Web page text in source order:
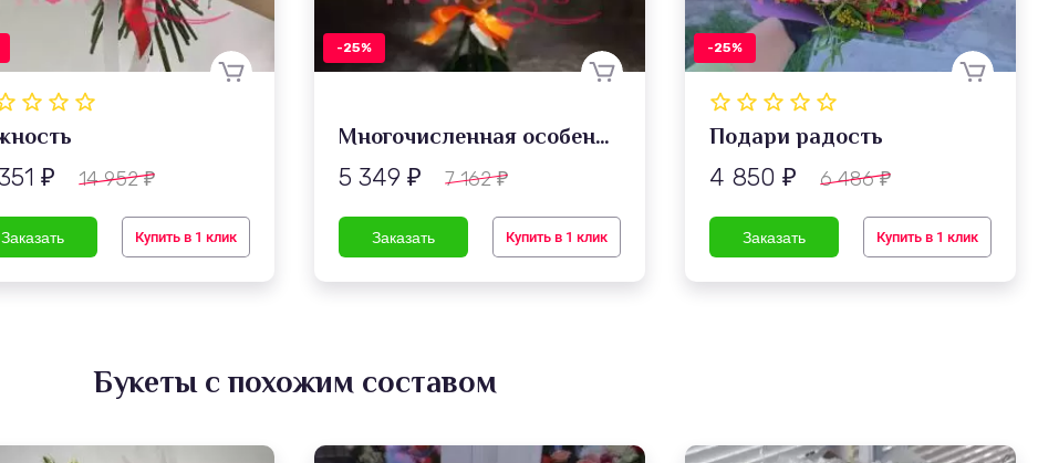
₽ 14 952₽
Купить в 1 клик
-25%
Многочисленная особенность
5 349 ₽ 7 162₽
Купить в 1 клик
-25%
Подари радость
4 850 ₽ 6 486₽
Купить в 1 клик
Букеты с похожим составом